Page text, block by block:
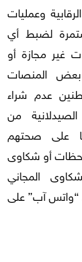
وعمليات
لضبط أي
غير مجازة أو
المنصات
عدم شراء
من
على صحتهم
أو شكاوى
المجاني
“واتس آب” على